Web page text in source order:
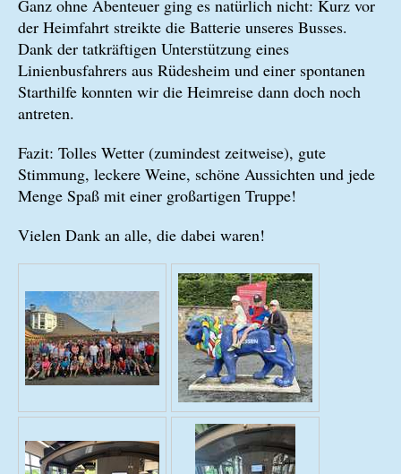
Ganz ohne Abenteuer ging es natürlich nicht: Kurz vor
der Heimfahrt streikte die Batterie unseres Busses.
Dank der tatkräftigen Unterstützung eines
Linienbusfahrers aus Rüdesheim und einer spontanen
Starthilfe konnten wir die Heimreise dann doch noch
antreten.
Fazit: Tolles Wetter (zumindest zeitweise), gute
Stimmung, leckere Weine, schöne Aussichten und jede
Menge Spaß mit einer großartigen Truppe!
Vielen Dank an alle, die dabei waren!